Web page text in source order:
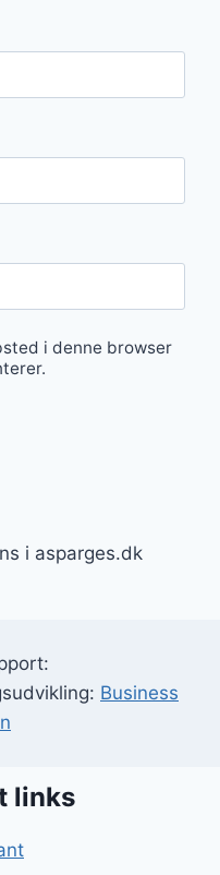
i denne browser
i asparges.dk
Business
links